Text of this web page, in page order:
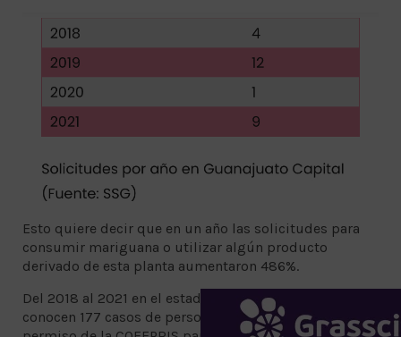
Esto quiere decir que en un año las solicitudes para
consumir mariguana o utilizar algún producto
derivado de esta planta aumentaron 486%.
Del 2018 al 2021 en el estado de Guanajuato se
conocen 177 casos de personas que buscan un